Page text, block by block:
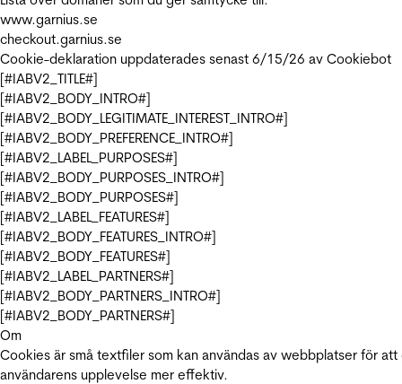
www.garnius.se
checkout.garnius.se
Cookie-deklaration uppdaterades senast 6/15/26 av Cookiebot
[#IABV2_TITLE#]
[#IABV2_BODY_INTRO#]
[#IABV2_BODY_LEGITIMATE_INTEREST_INTRO#]
[#IABV2_BODY_PREFERENCE_INTRO#]
[#IABV2_LABEL_PURPOSES#]
[#IABV2_BODY_PURPOSES_INTRO#]
[#IABV2_BODY_PURPOSES#]
[#IABV2_LABEL_FEATURES#]
[#IABV2_BODY_FEATURES_INTRO#]
[#IABV2_BODY_FEATURES#]
[#IABV2_LABEL_PARTNERS#]
[#IABV2_BODY_PARTNERS_INTRO#]
[#IABV2_BODY_PARTNERS#]
Om
Cookies är små textfiler som kan användas av webbplatser för att
användarens upplevelse mer effektiv.